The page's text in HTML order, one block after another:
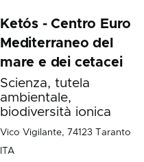
Ketós - Centro Euro
Mediterraneo del
mare e dei cetacei
Scienza, tutela
ambientale,
biodiversità ionica
Vico Vigilante, 74123 Taranto
ITA